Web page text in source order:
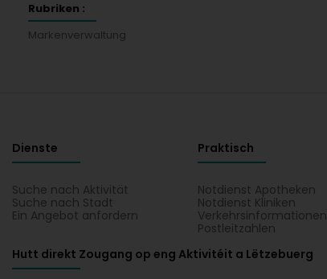
Rubriken :
Markenverwaltung
Dienste
Suche nach Aktivität
Suche nach Stadt
Ein Angebot anfordern
Praktisch
Notdienst Apotheken
Notdienst Kliniken
Verkehrsinformationen
Postleitzahlen
Hutt direkt Zougang op eng Aktivitéit a Lëtzebuerg